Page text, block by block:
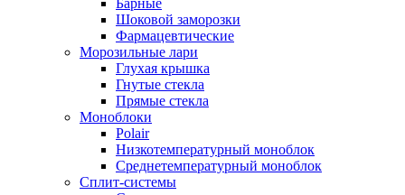
Шоковой заморозки
Фармацевтические
Морозильные лари
Глухая крышка
Гнутые стекла
Прямые стекла
Моноблоки
Polair
Низкотемпературный моноблок
Среднетемпературный моноблок
Сплит-системы